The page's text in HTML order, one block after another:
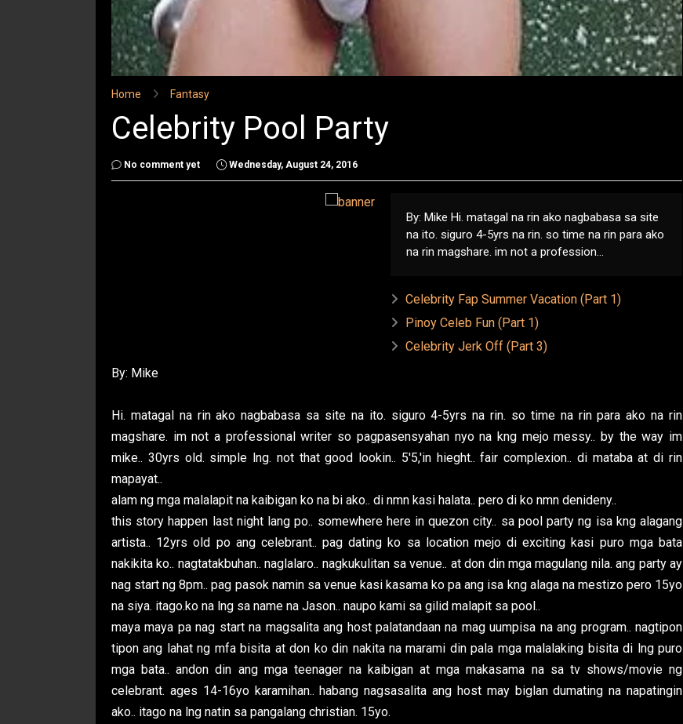
Home Fantasy
Celebrity Pool Party
No comment yet Wednesday, August 24, 2016
By: Mike Hi. matagal na rin ako nagbabasa sa site
na ito. siguro 4-5yrs na rin. so time na rin para ako
na rin magshare. im not a profession...
Celebrity Fap Summer Vacation (Part 1)
Pinoy Celeb Fun (Part 1)
Celebrity Jerk Off (Part 3)
By: Mike
Hi. matagal na rin ako nagbabasa sa site na ito. siguro 4-5yrs na rin. so time na rin para ako na rin
magshare. im not a professional writer so pagpasensyahan nyo na kng mejo messy.. by the way im
mike.. 30yrs old. simple lng. not that good lookin.. 5'5,'in hieght.. fair complexion.. di mataba at di rin
mapayat..
alam ng mga malalapit na kaibigan ko na bi ako.. di nmn kasi halata.. pero di ko nmn denideny..
this story happen last night lang po.. somewhere here in quezon city.. sa pool party ng isa kng alagang
artista.. 12yrs old po ang celebrant.. pag dating ko sa location mejo di exciting kasi puro mga bata
nakikita ko.. nagtatakbuhan.. naglalaro.. nagkukulitan sa venue.. at don din mga magulang nila. ang party ay
nag start ng 8pm.. pag pasok namin sa venue kasi kasama ko pa ang isa kng alaga na mestizo pero 15yo
na siya. itago.ko na lng sa name na Jason.. naupo kami sa gilid malapit sa pool..
maya maya pa nag start na magsalita ang host palatandaan na mag uumpisa na ang program.. nagtipon
tipon ang lahat ng mfa bisita at don ko din nakita na marami din pala mga malalaking bisita di lng puro
mga bata.. andon din ang mga teenager na kaibigan at mga makasama na sa tv shows/movie ng
celebrant. ages 14-16yo karamihan.. habang nagsasalita ang host may biglan dumating na napatingin
ako.. itago na lng natin sa pangalang christian. 15yo.